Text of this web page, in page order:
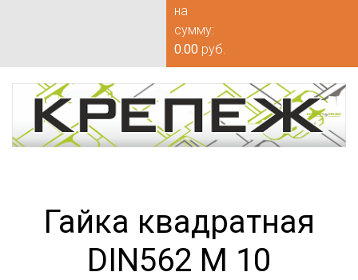
на
сумму:
0.00 руб.
Гайка квадратная
DIN562 М 10